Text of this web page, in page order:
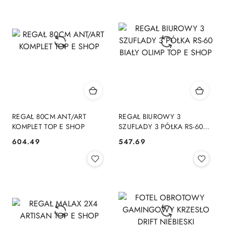
REGAŁ 80CM ANT/ART
KOMPLET TOP E SHOP
Cena:
604.49
REGAŁ BIUROWY 3
SZUFLADY 3 PÓŁKA RS-60
Cena:
547.69